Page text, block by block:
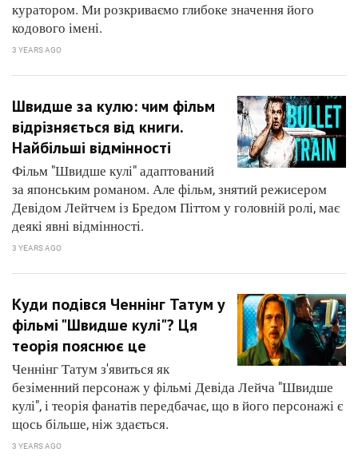
куратором. Ми розкриваємо глибоке значення його
кодового імені.
3 YEARS AGO
Швидше за кулю: чим фільм
відрізняється від книги.
Найбільші відмінності
Фільм "Швидше кулі" адаптований
за японським романом. Але фільм, знятий режисером
Девідом Лейтчем із Бредом Піттом у головній ролі, має
деякі явні відмінності.
3 YEARS AGO
Куди подівся Ченнінг Татум у
фільмі "Швидше кулі"? Ця
теорія пояснює це
Ченнінг Татум з'явиться як
безіменний персонаж у фільмі Девіда Лейча "Швидше
кулі", і теорія фанатів передбачає, що в його персонажі є
щось більше, ніж здається.
3 YEARS AGO